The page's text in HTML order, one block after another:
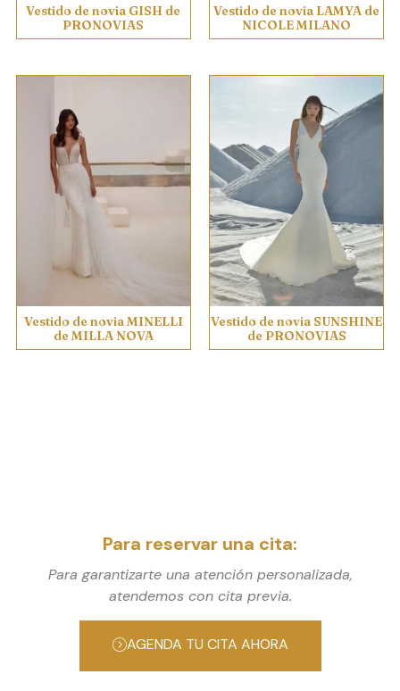
Vestido de novia GISH de
PRONOVIAS
Vestido de novia LAMYA de
NICOLE MILANO
Vestido de novia MINELLI
de MILLA NOVA
Vestido de novia SUNSHINE
de PRONOVIAS
Para reservar una cita:
Para garantizarte una atención personalizada,
atendemos con cita previa.
AGENDA TU CITA AHORA